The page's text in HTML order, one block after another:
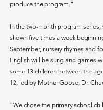
produce the program.”
In the two-month program series,
shown five times a week
September, nursery rhymes and
English will be sung and games
some 13 children between the
12, led by Mother Goose, Dr.
“We chose the primary school